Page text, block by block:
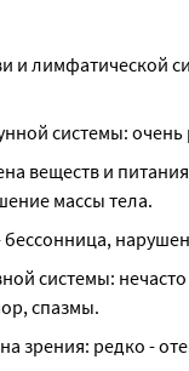
и лимфатической
системы: очень
веществ и
массы тела.
системы:
спазмы.
зрения: редко -